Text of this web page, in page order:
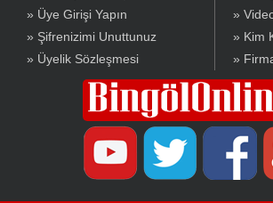
» Üye Girişi Yapın
» Şifrenizimi Unuttunuz
» Üyelik Sözleşmesi
»
» Kim
»